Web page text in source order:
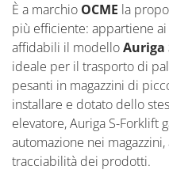
È a marchio OCME la
più efficiente: appartiene
affidabili il modelloAuriga
ideale per il trasporto di
pesanti in magazzini di
installare e dotato dello
elevatore, Auriga S-Forklift
automazione nei
tracciabilità dei prodotti.